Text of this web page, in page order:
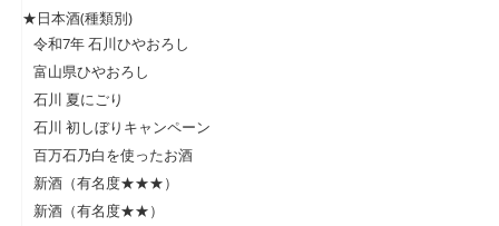
★日本酒(種類別)
令和7年 石川ひやおろし
富山県ひやおろし
石川 夏にごり
石川 初しぼりキャンペーン
百万石乃白を使ったお酒
新酒（有名度★★★）
新酒（有名度★★）